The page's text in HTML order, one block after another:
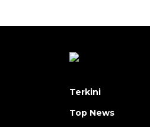
Terkini
Top News